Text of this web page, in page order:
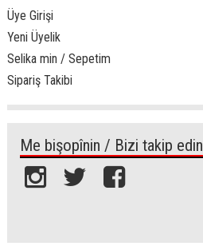
Üye Girişi
Yeni Üyelik
Selika min / Sepetim
Sipariş Takibi
Me bişopînin / Bizi takip edin